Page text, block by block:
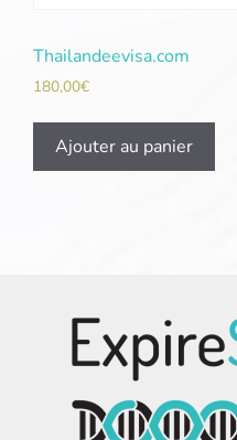
Thailandeevisa.com
180,00€
Ajouter au panier